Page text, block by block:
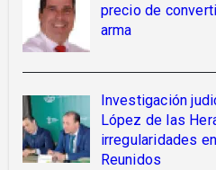
precio de
arma
Investigación
López de las
irregularidades
Reunidos